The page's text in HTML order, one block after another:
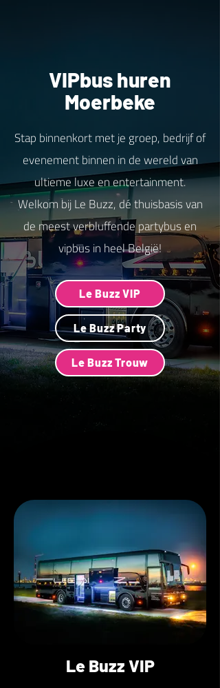
VIPbus huren
Moerbeke
Stap binnenkort met je groep, bedrijf of
evenement binnen in de wereld van
ultieme luxe en entertainment.
Welkom bij Le Buzz, dé thuisbasis van
de meest verbluffende partybus en
vipbus in heel België!
Le Buzz VIP
Le Buzz Party
Le Buzz Trouw
Le Buzz VIP